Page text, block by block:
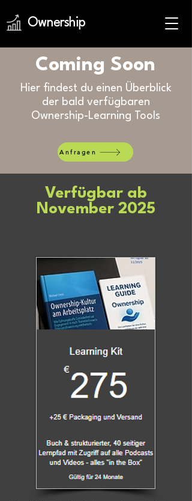
Ownership
Coming Soon
Hier findest du einen Überblick
der bald verfügbaren
Ownership-Learning Tools
Anfragen
Verfügbar ab
November 2025